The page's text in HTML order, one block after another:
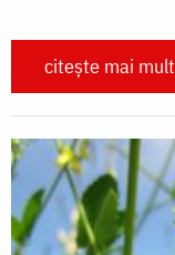
citește mai mult